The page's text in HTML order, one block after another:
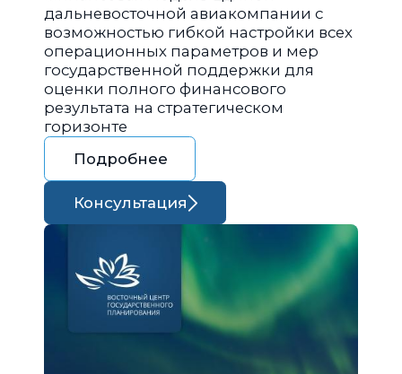
дальневосточной авиакомпании с
возможностью гибкой настройки всех
операционных параметров и мер
государственной поддержки для
оценки полного финансового
результата на стратегическом
горизонте
Подробнее
Консультация